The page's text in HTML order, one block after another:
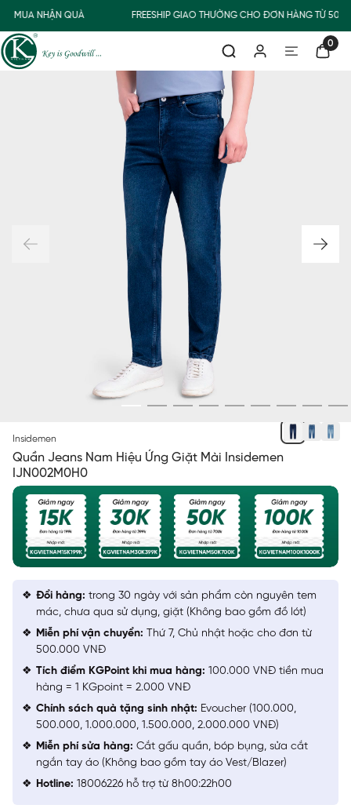
MUA NHẬN QUÀ FREESHIP GIAO THƯỜNG CHO ĐƠN HÀNG TỪ
0
Insidemen
Quần Jeans Nam Hiệu Ứng Giặt Mài Insidemen
IJN002M0H0
Đổi hàng: trong 30 ngày với sản phẩm còn nguyên tem
mác, chưa qua sử dụng, giặt (Không bao gồm đồ lót)
Miễn phí vận chuyển: Thứ 7, Chủ nhật hoặc cho đơn từ
500.000 VNĐ
Tích điểm KGPoint khi mua hàng: 100.000 VNĐ tiền mua
hàng = 1 KGpoint = 2.000 VNĐ
Chính sách quà tặng sinh nhật: Evoucher (100.000,
500.000, 1.000.000, 1.500.000, 2.000.000 VNĐ)
Miễn phí sửa hàng: Cắt gấu quần, bóp bụng, sửa cắt
ngắn tay áo (Không bao gồm tay áo Vest/Blazer)
Hotline: 18006226 hỗ trợ từ 8h00:22h00